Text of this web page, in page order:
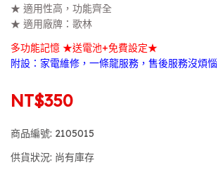
★ 適用性高，功能齊全
★ 適用廠牌：歌林
多功能記憶 ★送電池+免費設定★
附設：家電維修，一條龍服務，售後服務沒煩惱
NT$350
商品編號: 2105015
供貨狀況: 尚有庫存